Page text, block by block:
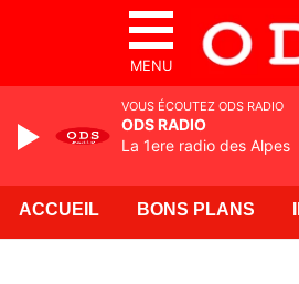
MENU
ACCUEIL BONS PLANS
VOUS ÉCOUTEZ ODS RADIO
ODS RADIO
La 1ere radio des Alpes